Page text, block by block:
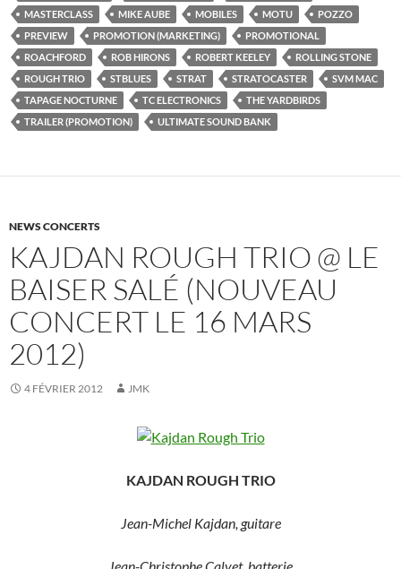
MASTERCLASS
MIKE AUBE MOBILES MOTU
POZZO
PREVIEW
PROMOTION (MARKETING)
PROMOTIONAL
ROACHFORD
ROB HIRONS ROBERT KEELEY
ROLLING STONE
ROUGH TRIO
STBLUES STRAT STRATOCASTER
SVM MAC
TAPAGE NOCTURNE
TC ELECTRONICS
THE YARDBIRDS
TRAILER (PROMOTION)
ULTIMATE SOUND BANK
NEWS CONCERTS
KAJDAN ROUGH TRIO @ LE
BAISER SALÉ (NOUVEAU
CONCERT LE 16 MARS
2012)
4 FÉVRIER 2012 JMK
KAJDAN ROUGH TRIO
Jean-Michel Kajdan, guitare